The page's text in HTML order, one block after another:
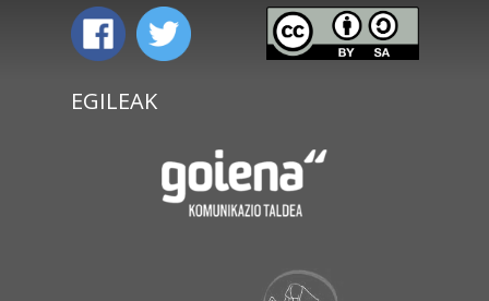
EGILEAK